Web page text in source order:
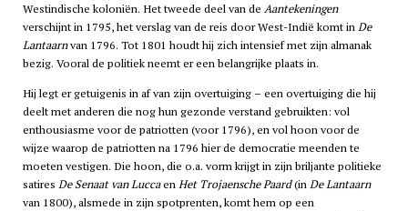
Westindische koloniën. Het tweede deel van de Aantekeningen
verschijnt in 1795, het verslag van de reis door West-Indië komt inDe
Lantaarnvan 1796. Tot 1801 houdt hij zich intensief met zijn almanak
bezig. Vooral de politiek neemt er een belangrijke plaats in.
Hij legt er getuigenis in af van zijn overtuiging – een overtuiging die hij
deelt met anderen die nog hun gezonde verstand gebruikten: vol
enthousiasme voor de patriotten (voor 1796), en vol hoon voor de
wijze waarop de patriotten na 1796 hier de democratie meenden te
moeten vestigen. Die hoon, die o.a. vorm krijgt in zijn briljante politieke
satires De Senaat van LuccaenHet Trojaensche Paard(inDe Lantaarn
van 1800), alsmede in zijn spotprenten, komt hem op een